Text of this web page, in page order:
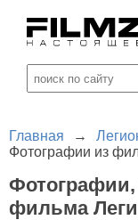
Главная →
Фотографии из
фильма